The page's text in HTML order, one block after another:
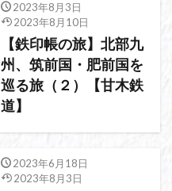
2023年8月3日
2023年8月10日
【鉄印帳の旅】北部九
州、筑前国・肥前国を
巡る旅（２）【甘木鉄
道】
2023年6月18日
2023年8月3日